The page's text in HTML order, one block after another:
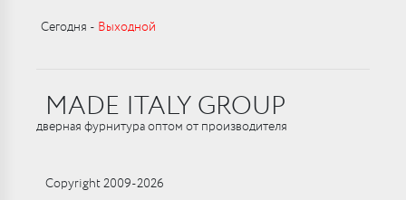
Сегодня ‑ Выходной
MADE ITALY GROUP
дверная фурнитура оптом от производителя
Copyright 2009-2026